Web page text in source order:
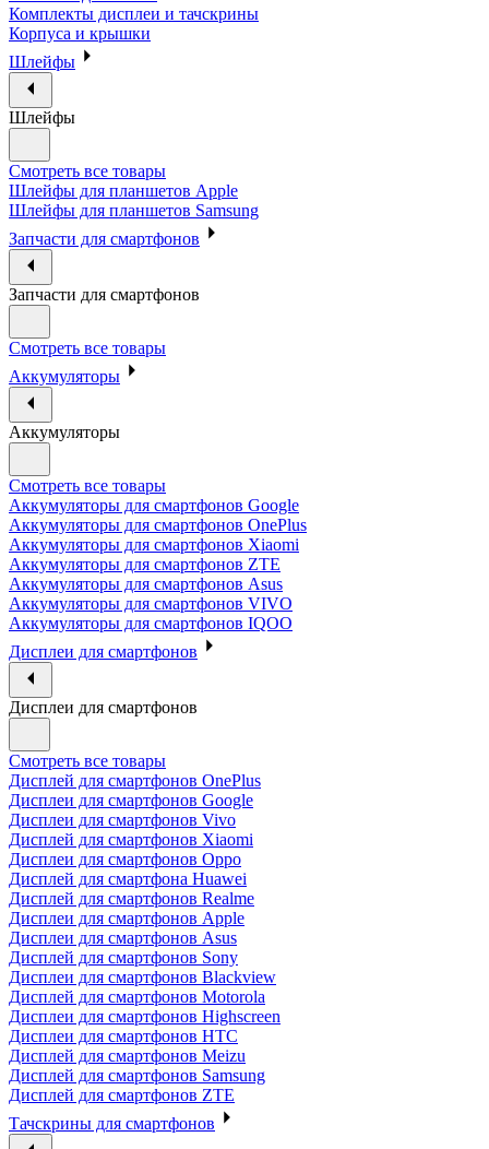
Комплекты дисплеи и тачскрины
Корпуса и крышки
Шлейфы
Шлейфы
Смотреть все товары
Шлейфы для планшетов Apple
Шлейфы для планшетов Samsung
Запчасти для смартфонов
Запчасти для смартфонов
Смотреть все товары
Аккумуляторы
Аккумуляторы
Смотреть все товары
Аккумуляторы для смартфонов Google
Аккумуляторы для смартфонов OnePlus
Аккумуляторы для смартфонов Xiaomi
Аккумуляторы для смартфонов ZTE
Аккумуляторы для cмартфонов Asus
Аккумуляторы для смартфонов VIVO
Аккумуляторы для смартфонов IQOO
Дисплеи для смартфонов
Дисплеи для смартфонов
Смотреть все товары
Дисплей для смартфонов OnePlus
Дисплеи для смартфонов Google
Дисплеи для смартфонов Vivo
Дисплей для смартфонов Xiaomi
Дисплеи для смартфонов Oppo
Дисплей для смартфона Huawei
Дисплей для смартфонов Realme
Дисплеи для смартфонов Apple
Дисплеи для смартфонов Asus
Дисплей для смартфонов Sony
Дисплеи для смартфонов Blackview
Дисплей для смартфонов Motorola
Дисплеи для смартфонов Highscreen
Дисплеи для смартфонов HTC
Дисплей для смартфонов Meizu
Дисплей для смартфонов Samsung
Дисплей для смартфонов ZTE
Тачскрины для смартфонов